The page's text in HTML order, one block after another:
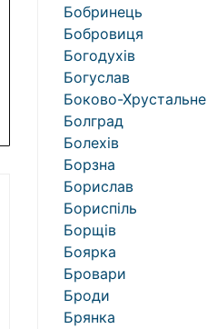
Бобринець
Бобровиця
Богодухів
Богуслав
Боково-Хрустальне
Болград
Болехів
Борзна
Борислав
Бориспіль
Борщів
Боярка
Бровари
Броди
Брянка